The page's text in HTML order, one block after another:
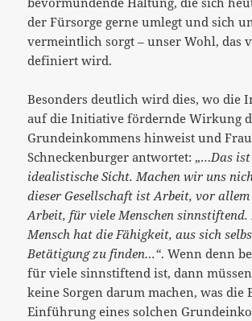
der Fürsorge gerne umlegt und sich
vermeintlich sorgt – unser Wohl, das
definiert wird.
Besonders deutlich wird dies, wo die
auf die Initiative fördernde Wirkung
Grundeinkommens hinweist und Frau
Schneckenburger antwortet: „…Das
idealistische Sicht. Machen wir uns
dieser Gesellschaft ist Arbeit, vor
Arbeit, für viele Menschen sinnstiftend.
Mensch hat die Fähigkeit, aus sich
Betätigung zu finden…“. Wenn denn
für viele sinnstiftend ist, dann
keine Sorgen darum machen, was die
Einführung eines solchen